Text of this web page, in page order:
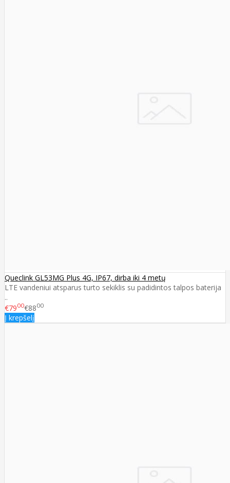
Queclink GL53MG Plus 4G, IP67, dirba iki 4 metų
LTE vandeniui atsparus turto sekiklis su padidintos talpos baterija
..
€7900€8800
Į krepšelį